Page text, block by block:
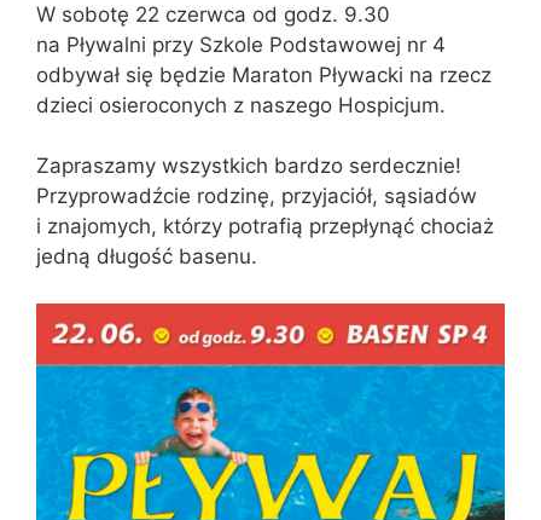
W sobotę 22 czerwca od godz. 9.30
na Pływalni przy Szkole Podstawowej nr 4
odbywał się będzie Maraton Pływacki na rzecz
dzieci osieroconych z naszego Hospicjum.
Zapraszamy wszystkich bardzo serdecznie!
Przyprowadźcie rodzinę, przyjaciół, sąsiadów
i znajomych, którzy potrafią przepłynąć chociaż
jedną długość basenu.